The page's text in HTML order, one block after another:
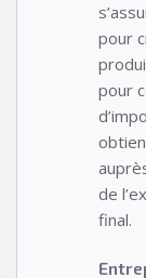
pour
pour
de
final.